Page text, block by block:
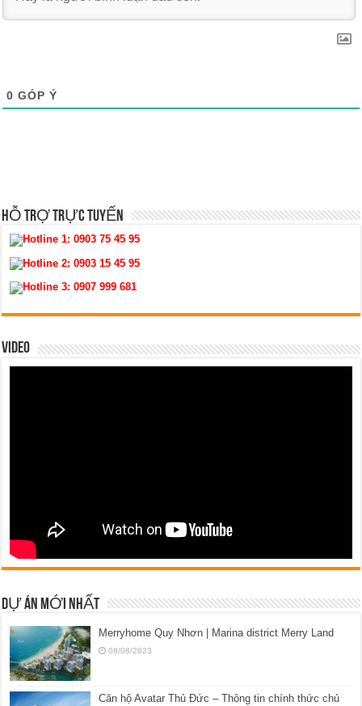
0 GÓP Ý
HỖ TRỢ TRỰC TUYẾN
Hotline 1:0903 75 45 95
Hotline 2:0903 15 45 95
Hotline 3:0907 999 681
VIDEO
DỰ ÁN MỚI NHẤT
Merryhome Quy Nhơn | Marina district Merry Land
08/08/2023
Căn hộ Avatar Thủ Đức – Thông tin chính thức chủ